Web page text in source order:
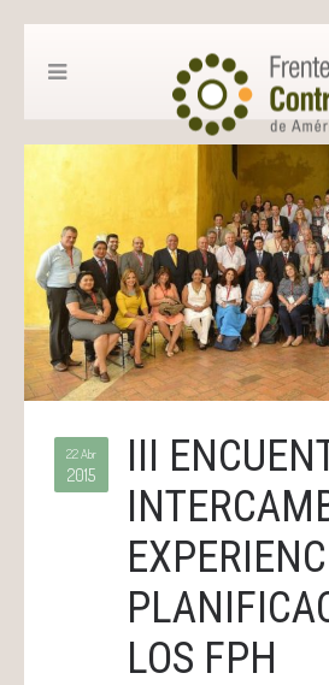
22 Abr
2015
III
LOS FPH